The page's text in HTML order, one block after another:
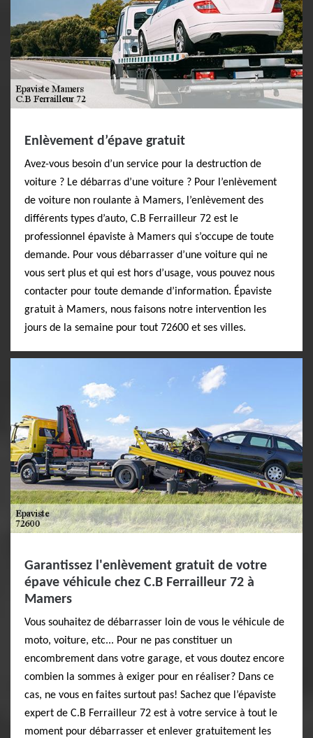
Enlèvement d’épave gratuit
Avez-vous besoin d’un service pour la destruction de
voiture ? Le débarras d’une voiture ? Pour l’enlèvement
de voiture non roulante à Mamers, l’enlèvement des
différents types d’auto, C.B Ferrailleur 72 est le
professionnel épaviste à Mamers qui s’occupe de toute
demande. Pour vous débarrasser d’une voiture qui ne
vous sert plus et qui est hors d’usage, vous pouvez nous
contacter pour toute demande d’information. Épaviste
gratuit à Mamers, nous faisons notre intervention les
jours de la semaine pour tout 72600 et ses villes.
Garantissez l'enlèvement gratuit de votre
épave véhicule chez C.B Ferrailleur 72 à
Mamers
Vous souhaitez de débarrasser loin de vous le véhicule de
moto, voiture, etc... Pour ne pas constituer un
encombrement dans votre garage, et vous doutez encore
combien la sommes à exiger pour en réaliser? Dans ce
cas, ne vous en faites surtout pas! Sachez que l’épaviste
expert de C.B Ferrailleur 72 est à votre service à tout le
moment pour débarrasser et enlever gratuitement les